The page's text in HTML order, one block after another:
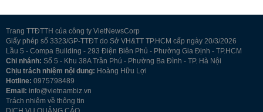
Trang TTĐTTH của công ty VietNewsCorp
Giấy phép số 3323/GP-TTĐT do Sở VH&TT TP.HCM cấp ngày 20/3/2026
Lầu 5 - Compa Building - 293 Điện Biên Phủ - Phường Gia Định - TP.HCM
Chi nhánh: Số 5 - Khu 38A Trần Phú - Phường Ba Đình - TP. Hà Nội
Chịu trách nhiệm nội dung: Hoàng Hữu Lợi
Hotline: 0975798489
Email: info@vietnambiz.vn
Trách nhiệm về thông tin